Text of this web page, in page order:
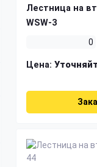
Лестница на
WSW-3
0
Цена: